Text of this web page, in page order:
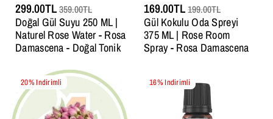
Doğal Gül Suyu 250 ML |
Naturel Rose Water - Rosa
Damascena - Doğal Tonik
299.00TL359.00TL
Gül Kokulu Oda Spreyi
375 ML | Rose Room
Spray - Rosa Damascena
169.00TL199.00TL
20% Indirimli 16% Indirimli